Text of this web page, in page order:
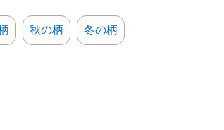
秋の柄 冬の柄